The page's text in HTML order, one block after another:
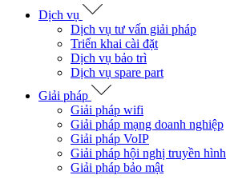
Dịch vụ
Dịch vụ tư vấn giải pháp
Triển khai cài đặt
Dịch vụ bảo trì
Dịch vụ spare part
Giải pháp
Giải pháp wifi
Giải pháp mạng doanh nghiệp
Giải pháp VoIP
Giải pháp hội nghị truyền hình
Giải pháp bảo mật